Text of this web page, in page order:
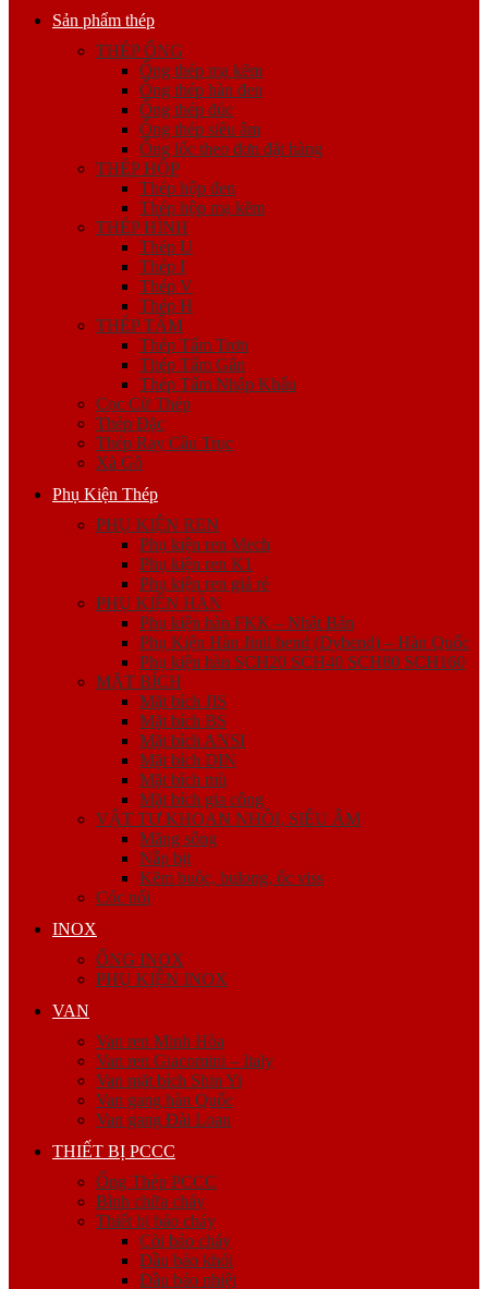
Sản phẩm thép
THÉP ỐNG
Ống thép mạ kẽm
Ống thép hàn đen
Ống thép đúc
Ống thép siêu âm
Ống lốc theo đơn đặt hàng
THÉP HỘP
Thép hộp đen
Thép hộp mạ kẽm
THÉP HÌNH
Thép U
Thép I
Thép V
Thép H
THÉP TẤM
Thép Tấm Trơn
Thép Tấm Gân
Thép Tấm Nhập Khẩu
Cọc Cừ Thép
Thép Đặc
Thép Ray Cầu Trục
Xà Gồ
Phụ Kiện Thép
PHỤ KIỆN REN
Phụ kiện ren Mech
Phụ kiện ren K1
Phụ kiện ren giá rẻ
PHỤ KIỆN HÀN
Phụ kiện hàn FKK – Nhật Bản
Phụ Kiện Hàn Jinil bend (Dybend) – Hàn Quốc
Phụ kiện hàn SCH20 SCH40 SCH80 SCH160
MẶT BÍCH
Mặt bích JIS
Mặt bích BS
Mặt bích ANSI
Mặt bích DIN
Mặt bích mù
Mặt bích gia công
VẬT TƯ KHOAN NHỒI, SIÊU ÂM
Măng sông
Nắp bịt
Kẽm buộc, bulong, ốc viss
Cóc nối
INOX
ỐNG INOX
PHỤ KIỆN INOX
VAN
Van ren Minh Hòa
Van ren Giacomini – Italy
Van mặt bích Shin Yi
Van gang hàn Quốc
Van gang Đài Loan
THIẾT BỊ PCCC
Ống Thép PCCC
Bình chữa cháy
Thiết bị báo cháy
Còi báo cháy
Đầu báo khói
Đầu báo nhiệt